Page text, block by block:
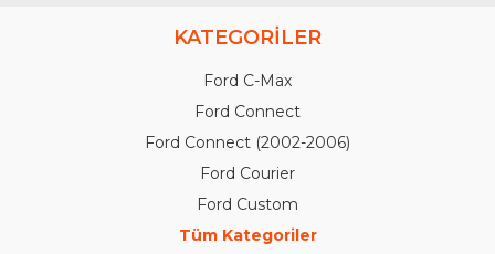
KATEGORİLER
Ford C-Max
Ford Connect
Ford Connect (2002-2006)
Ford Courier
Ford Custom
Tüm Kategoriler